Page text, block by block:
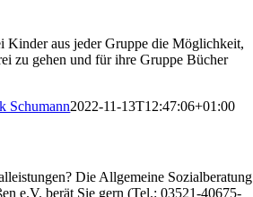
Kinder aus jeder Gruppe dieMöglichkeit,
zu gehen undfür ihre Gruppe Bücher
Schumann2022-11-13T12:47:06+01:00
Die Allgemeine Sozialberatung
e.V. berät Sie gern (Tel.: 03521-40675-